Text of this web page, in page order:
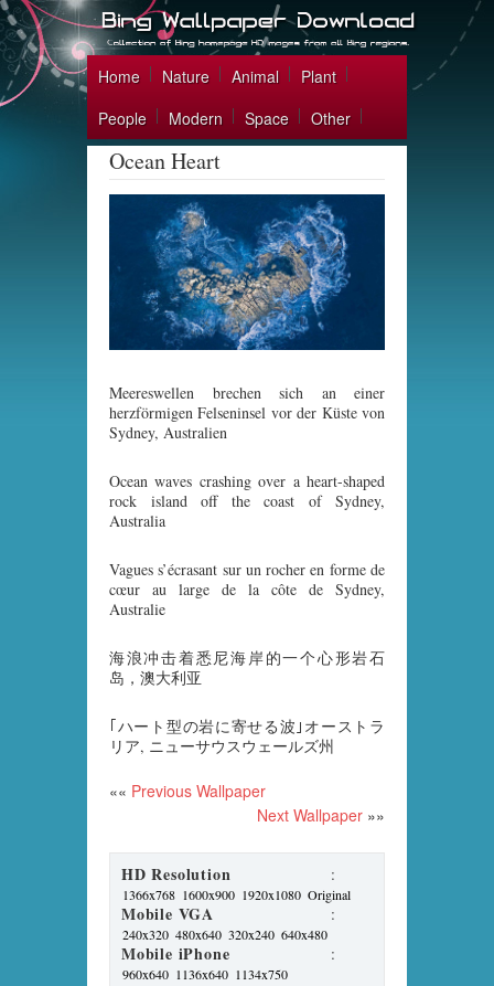
Home Nature Animal
Plant
People
Modern Space Other
Ocean Heart
Meereswellen brechen sich an einer
herzförmigen Felseninsel vor der Küste von
Sydney, Australien
Ocean waves crashing over a heart-shaped
rock island off the coast of Sydney,
Australia
Vagues s’écrasant sur un rocher en forme de
cœur au large de la côte de Sydney,
Australie
海浪冲击着悉尼海岸的一个心形岩石
岛，澳大利亚
｢ハート型の岩に寄せる波｣オーストラ
リア, ニューサウスウェールズ州
«« Previous Wallpaper
Next Wallpaper »»
HD Resolution :
1366x768 1600x900 1920x1080 Original
Mobile VGA :
240x320 480x640 320x240 640x480
Mobile iPhone :
960x640 1136x640 1134x750